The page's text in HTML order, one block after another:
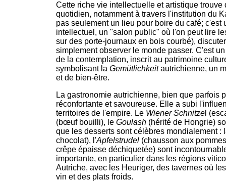
Cette riche vie intellectuelle et artistique
quotidien, notamment à travers l'institution du
pas seulement un lieu pour boire du café; c'est
intellectuel, un "salon public" où l'on peut lire
sur des porte-journaux en bois courbé),
simplement observer le monde passer. C'est
de la contemplation, inscrit au patrimoine
symbolisant la Gemütlichkeitautrichienne, un
et de bien-être.
La gastronomie autrichienne, bien que parfois
réconfortante et savoureuse. Elle a subi
territoires de l'empire. Le Wiener Schnitze l
(bœuf bouilli), le Goulash (hérité de Hongrie)
que les desserts sont célèbres mondialement :
chocolat), l'Apfelstrudel (chausson aux
crêpe épaisse déchiquetée) sont
importante, en particulier dans les régions
Autriche, avec les Heuriger, des tavernes où
vin et des plats froids.